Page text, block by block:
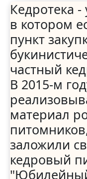
Кедротека
в котором
пункт
частный
В 2015-м
материал
заложили
кедровый